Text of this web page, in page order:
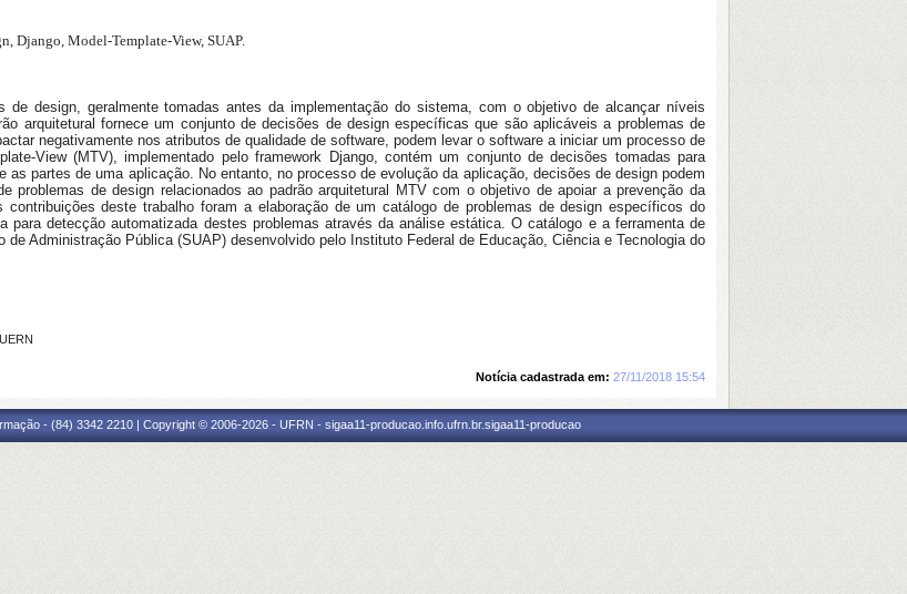
Django, Model-Template-View, SUAP.
de design, geralmente tomadas antes da implementação do sistema, com o objetivo de alcançar níveis
arquitetural fornece um conjunto de decisões de design específicas que são aplicáveis a problemas de
negativamente nos atributos de qualidade de software, podem levar o software a iniciar um processo de
View (MTV), implementado pelo framework Django, contém um conjunto de decisões tomadas para
as partes de uma aplicação. No entanto, no processo de evolução da aplicação, decisões de design podem
problemas de design relacionados ao padrão arquitetural MTV com o objetivo de apoiar a prevenção da
deste trabalho foram a elaboração de um catálogo de problemas de design específicos do
para detecção automatizada destes problemas através da análise estática. O catálogo e a ferramenta de
Administração Pública (SUAP) desenvolvido pelo Instituto Federal de Educação, Ciência e Tecnologia do
Notícia cadastrada em: 27/11/2018 15:54
- (84) 3342 2210 | Copyright © 2006-2026 - UFRN - sigaa11-producao.info.ufrn.br.sigaa11-producao